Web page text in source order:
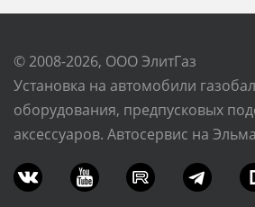
© 2008-2026, ООО ЭлитГаз
Установка на автомобили
оборудования, предпусковых
аксессуаров. Автосервис на